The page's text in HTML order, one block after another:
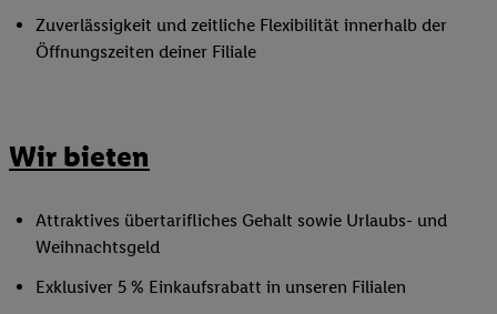
Zuverlässigkeit und zeitliche Flexibilität innerhalb der
Öffnungszeiten deiner Filiale
Wir bieten
Attraktives übertarifliches Gehalt sowie Urlaubs- und
Weihnachtsgeld
Exklusiver 5 % Einkaufsrabatt in unseren Filialen